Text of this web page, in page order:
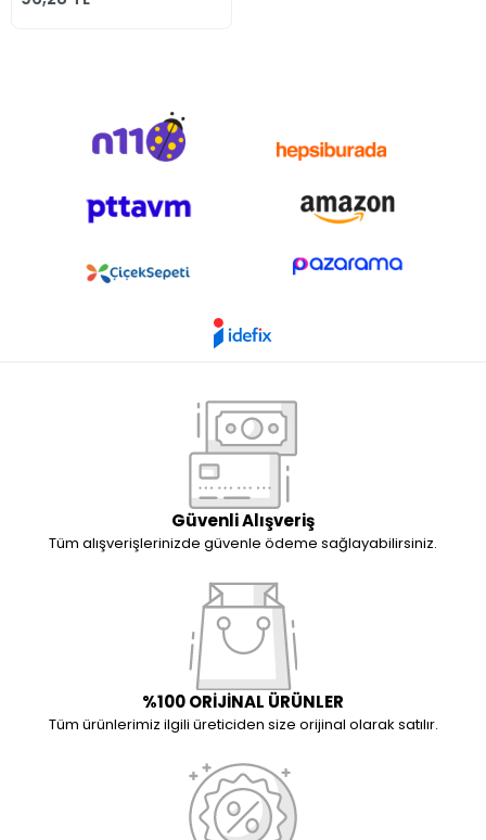
Güvenli Alışveriş
Tüm alışverişlerinizde güvenle ödeme sağlayabilirsiniz.
%100 ORİJİNAL ÜRÜNLER
Tüm ürünlerimiz ilgili üreticiden size orijinal olarak satılır.